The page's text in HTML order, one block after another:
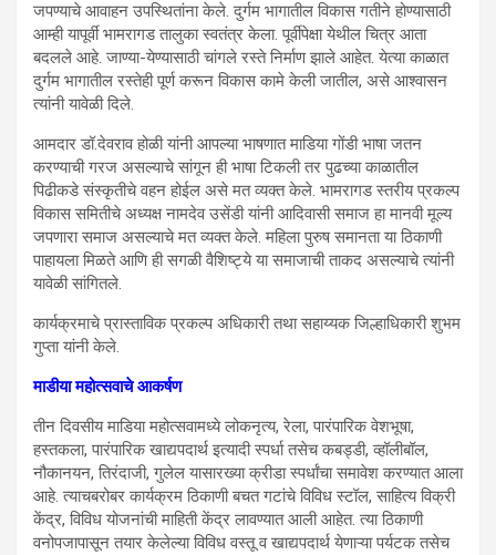
जपण्याचे आवाहन उपस्थितांना केले. दुर्गम भागातील विकास गतीने होण्यासाठी
आम्ही यापूर्वी भामरागड तालुका स्वतंत्र केला. पूर्वीपेक्षा येथील चित्र आता
बदलले आहे. जाण्या-येण्यासाठी चांगले रस्ते निर्माण झाले आहेत. येत्या काळात
दुर्गम भागातील रस्तेही पूर्ण करून विकास कामे केली जातील, असे आश्वासन
त्यांनी यावेळी दिले.
आमदार डॉ.देवराव होळी यांनी आपल्या भाषणात माडिया गोंडी भाषा जतन
करण्याची गरज असल्याचे सांगून ही भाषा टिकली तर पुढच्या काळातील
पिढीकडे संस्कृतीचे वहन होईल असे मत व्यक्त केले. भामरागड स्तरीय प्रकल्प
विकास समितीचे अध्यक्ष नामदेव उसेंडी यांनी आदिवासी समाज हा मानवी मूल्य
जपणारा समाज असल्याचे मत व्यक्त केले. महिला पुरुष समानता या ठिकाणी
पाहायला मिळते आणि ही सगळी वैशिष्ट्ये या समाजाची ताकद असल्याचे त्यांनी
यावेळी सांगितले.
कार्यक्रमाचे प्रास्ताविक प्रकल्प अधिकारी तथा सहाय्यक जिल्हाधिकारी शुभम
गुप्ता यांनी केले.
माडीया महोत्सवाचे आकर्षण
तीन दिवसीय माडिया महोत्सवामध्ये लोकनृत्य, रेला, पारंपारिक वेशभूषा,
हस्तकला, पारंपारिक खाद्यपदार्थ इत्यादी स्पर्धा तसेच कबड्डी, व्हॉलीबॉल,
नौकानयन, तिरंदाजी, गुलेल यासारख्या क्रीडा स्पर्धांचा समावेश करण्यात आला
आहे. त्याचबरोबर कार्यक्रम ठिकाणी बचत गटांचे विविध स्टॉल, साहित्य विक्री
केंद्र, विविध योजनांची माहिती केंद्र लावण्यात आली आहेत. त्या ठिकाणी
वनोपजापासून तयार केलेल्या विविध वस्तू व खाद्यपदार्थ येणाऱ्या पर्यटक तसेच